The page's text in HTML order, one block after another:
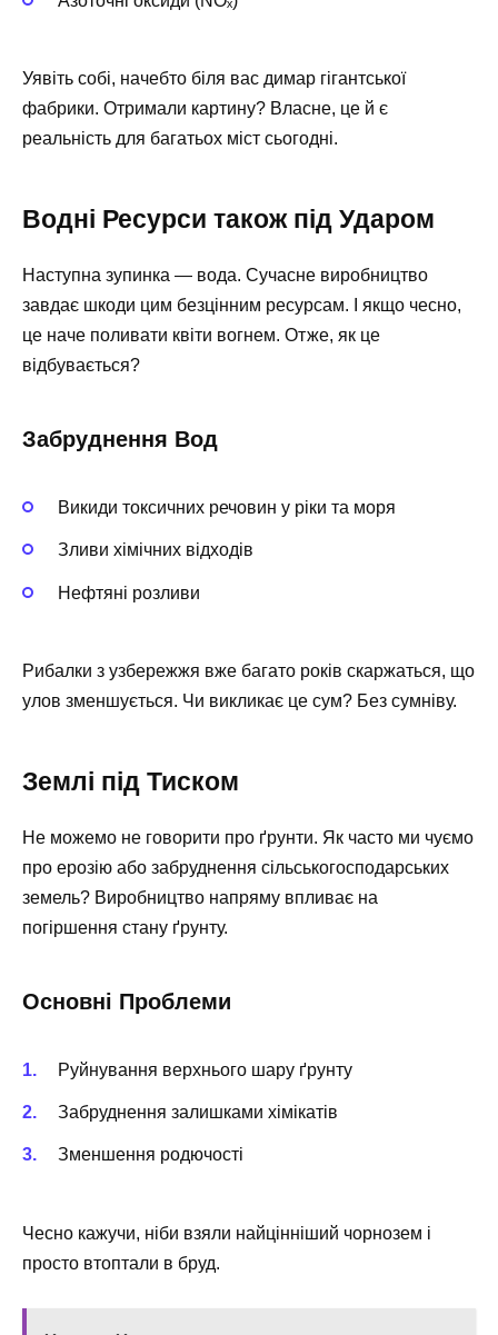
Уявіть собі, начебто біля вас димар гігантської
фабрики. Отримали картину? Власне, це й є
реальність для багатьох міст сьогодні.
Водні Ресурси також під Ударом
Наступна зупинка — вода. Сучасне виробництво
завдає шкоди цим безцінним ресурсам. І якщо чесно,
це наче поливати квіти вогнем. Отже, як це
відбувається?
Забруднення Вод
Викиди токсичних речовин у ріки та моря
Зливи хімічних відходів
Нефтяні розливи
Рибалки з узбережжя вже багато років скаржаться, що
улов зменшується. Чи викликає це сум? Без сумніву.
Землі під Тиском
Не можемо не говорити про ґрунти. Як часто ми чуємо
про ерозію або забруднення сільськогосподарських
земель? Виробництво напряму впливає на
погіршення стану ґрунту.
Основні Проблеми
Руйнування верхнього шару ґрунту
Забруднення залишками хімікатів
Зменшення родючості
Чесно кажучи, ніби взяли найцінніший чорнозем і
просто втоптали в бруд.